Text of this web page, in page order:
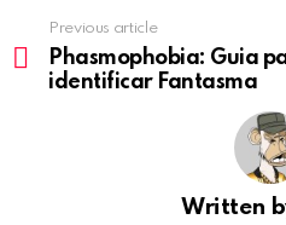
more
Previous article
Phasmophobia: Guia
identificar Fantasma
Written